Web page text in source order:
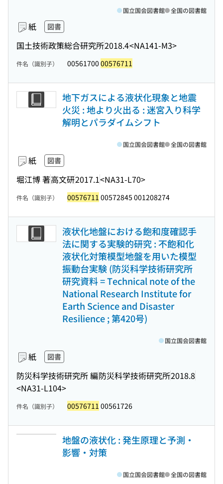
紙 図書
国土技術政策総合研究所2018.4<NA141-M3>
国立国会図書館 全国の図書館
件名（識別子） 00561700 00576711
地下ガスによる液状化現象と地震
火災 : 地より火出る : 迷宮入り科学
解明とパラダイムシフト
紙 図書
堀江博 著高文研2017.1<NA31-L70>
国立国会図書館 全国の図書館
件名（識別子） 00576711 00572845 001208274
液状化地盤における飽和度確認手
法に関する実験的研究 : 不飽和化
液状化対策模型地盤を用いた模型
振動台実験 (防災科学技術研究所
研究資料 = Technical note of the
National Research Institute for
Earth Science and Disaster
Resilience ; 第420号)
紙 図書
防災科学技術研究所 編防災科学技術研究所2018.8
<NA31-L104>
国立国会図書館
件名（識別子） 00576711 00561726
地盤の液状化 : 発生原理と予測・
影響・対策
国立国会図書館 全国の図書館